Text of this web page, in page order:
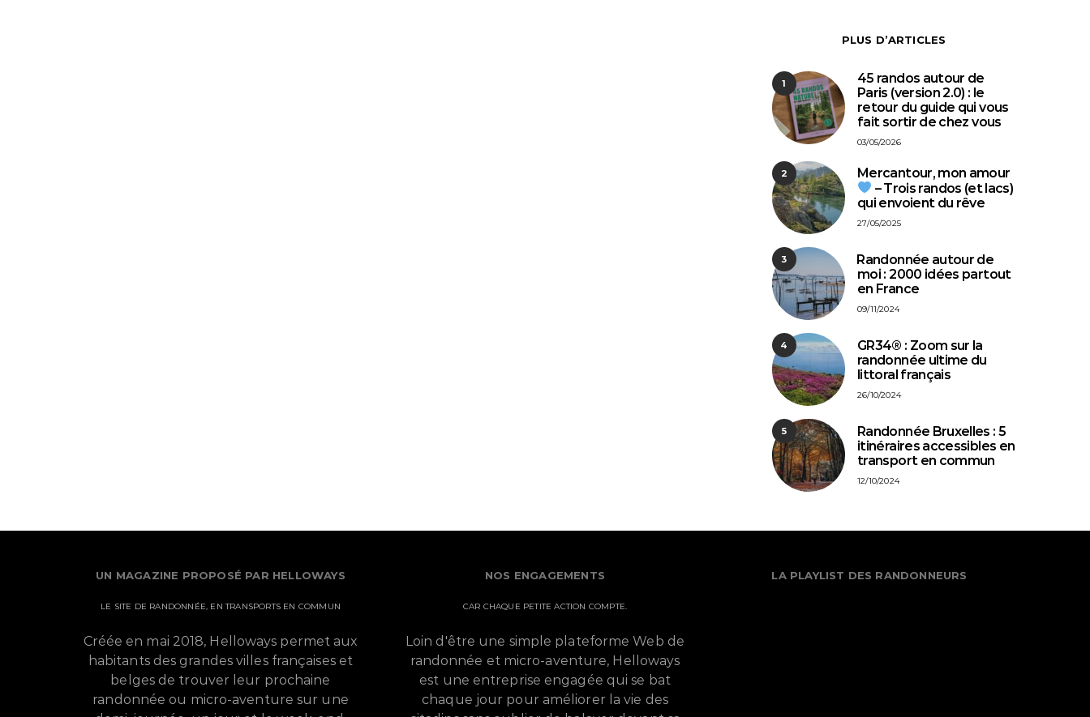
PLUS D’ARTICLES
1
45 randos autour de
Paris (version 2.0) : le
retour du guide qui vous
fait sortir de chez vous
03/05/2026
2
Mercantour, mon amour
– Trois randos (et lacs)
qui envoient du rêve
27/05/2025
3
⁠Randonnée autour de
moi : 2000 idées partout
en France
09/11/2024
4
GR34® : Zoom sur la
randonnée ultime du
littoral français
26/10/2024
5
Randonnée Bruxelles : 5
itinéraires accessibles en
transport en commun
12/10/2024
UN MAGAZINE PROPOSÉ PAR HELLOWAYS
LE SITE DE RANDONNÉE, EN TRANSPORTS EN COMMUN
Créée en mai 2018, Helloways permet aux
habitants des grandes villes françaises et
belges de trouver leur prochaine
randonnée ou micro-aventure sur une
NOS ENGAGEMENTS
CAR CHAQUE PETITE ACTION COMPTE.
Loin d'être une simple plateforme Web de
randonnée et micro-aventure, Helloways
est une entreprise engagée qui se bat
chaque jour pour améliorer la vie des
LA PLAYLIST DES RANDONNEURS